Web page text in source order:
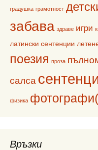
градушка грамотност
забава здраве игри
латински сентенции
поезия проза
салса
физика
Връзки